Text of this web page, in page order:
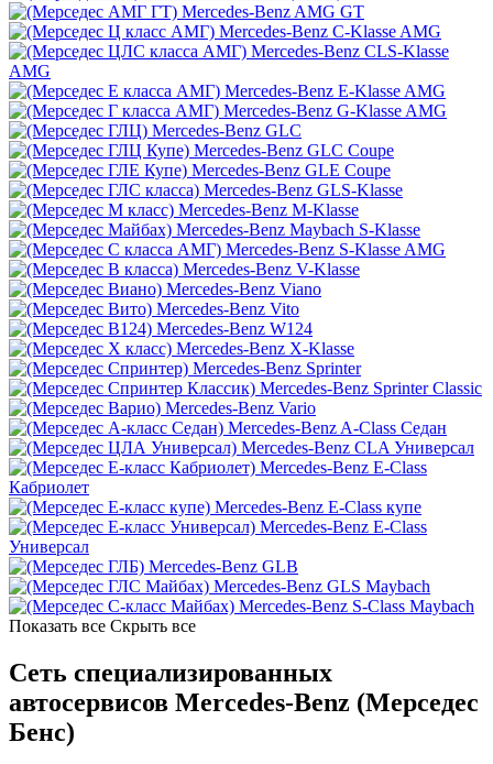
Mercedes-Benz AMG GT
Mercedes-Benz C-Klasse AMG
Mercedes-Benz CLS-Klasse
AMG
Mercedes-Benz E-Klasse AMG
Mercedes-Benz G-Klasse AMG
Mercedes-Benz GLC
Mercedes-Benz GLC Coupe
Mercedes-Benz GLE Coupe
Mercedes-Benz GLS-Klasse
Mercedes-Benz M-Klasse
Mercedes-Benz Maybach S-Klasse
Mercedes-Benz S-Klasse AMG
Mercedes-Benz V-Klasse
Mercedes-Benz Viano
Mercedes-Benz Vito
Mercedes-Benz W124
Mercedes-Benz X-Klasse
Mercedes-Benz Sprinter
Mercedes-Benz Sprinter Classic
Mercedes-Benz Vario
Mercedes-Benz A-Class Седан
Mercedes-Benz CLA Универсал
Mercedes-Benz E-Class
Кабриолет
Mercedes-Benz E-Class купе
Mercedes-Benz E-Class
Универсал
Mercedes-Benz GLB
Mercedes-Benz GLS Maybach
Mercedes-Benz S-Class Maybach
Показать все Скрыть все
Сеть специализированных
автосервисов Mercedes-Benz (Мерседес
Бенс)